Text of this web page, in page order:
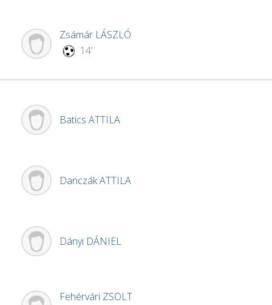
Zsámár LÁSZLÓ
14'
Batics ATTILA
DanczákATTILA
Dányi DÁNIEL
Fehérvári ZSOLT